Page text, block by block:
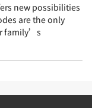
new possibilities
are the only
family’s